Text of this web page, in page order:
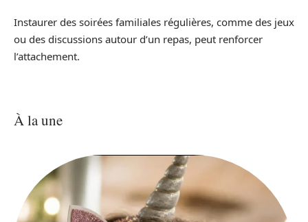
Instaurer des soirées familiales régulières, comme des jeux
ou des discussions autour d’un repas, peut renforcer
l’attachement.
À la une